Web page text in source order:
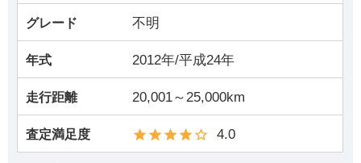
グレード 不明
年式 2012年/平成24年
走行距離 20,001～25,000km
査定満足度 4.0